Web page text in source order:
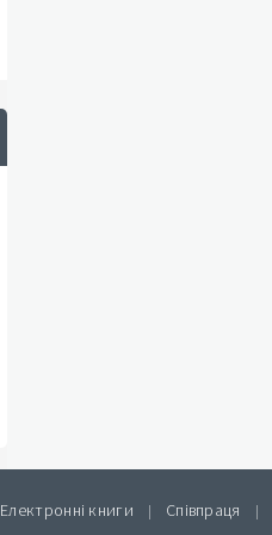
Електронні книги | Співпраця |